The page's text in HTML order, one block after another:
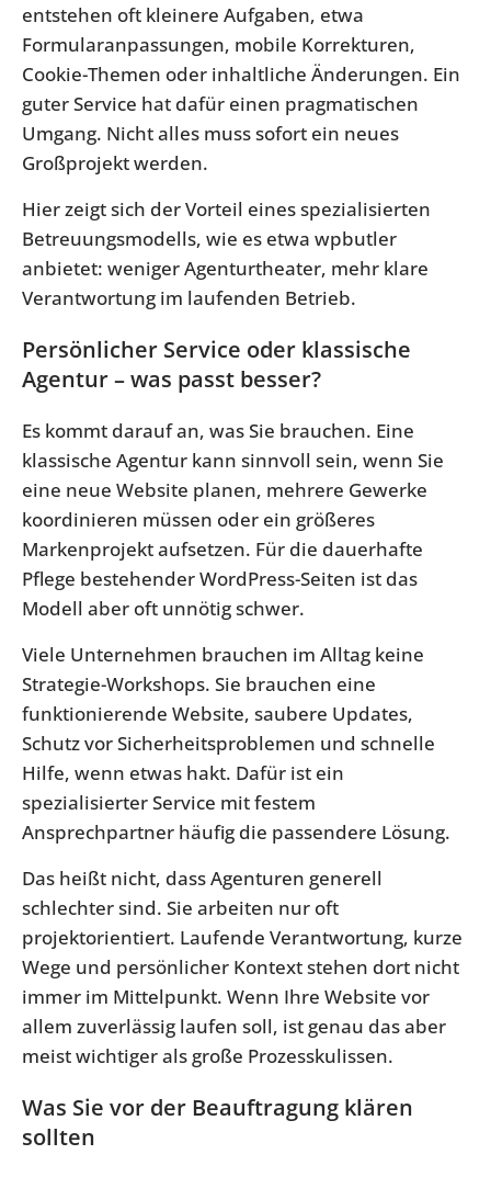
entstehen oft kleinere Aufgaben, etwa
Formularanpassungen, mobile Korrekturen,
Cookie-Themen oder inhaltliche Änderungen. Ein
guter Service hat dafür einen pragmatischen
Umgang. Nicht alles muss sofort ein neues
Großprojekt werden.
Hier zeigt sich der Vorteil eines spezialisierten
Betreuungsmodells, wie es etwa wpbutler
anbietet: weniger Agenturtheater, mehr klare
Verantwortung im laufenden Betrieb.
Persönlicher Service oder klassische
Agentur – was passt besser?
Es kommt darauf an, was Sie brauchen. Eine
klassische Agentur kann sinnvoll sein, wenn Sie
eine neue Website planen, mehrere Gewerke
koordinieren müssen oder ein größeres
Markenprojekt aufsetzen. Für die dauerhafte
Pflege bestehender WordPress-Seiten ist das
Modell aber oft unnötig schwer.
Viele Unternehmen brauchen im Alltag keine
Strategie-Workshops. Sie brauchen eine
funktionierende Website, saubere Updates,
Schutz vor Sicherheitsproblemen und schnelle
Hilfe, wenn etwas hakt. Dafür ist ein
spezialisierter Service mit festem
Ansprechpartner häufig die passendere Lösung.
Das heißt nicht, dass Agenturen generell
schlechter sind. Sie arbeiten nur oft
projektorientiert. Laufende Verantwortung, kurze
Wege und persönlicher Kontext stehen dort nicht
immer im Mittelpunkt. Wenn Ihre Website vor
allem zuverlässig laufen soll, ist genau das aber
meist wichtiger als große Prozesskulissen.
Was Sie vor der Beauftragung klären
sollten